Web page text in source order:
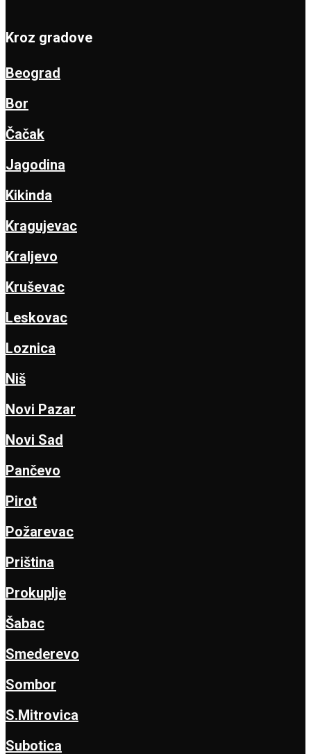
Kroz gradove
Beograd
Bor
Čačak
Jagodina
Kikinda
Kragujevac
Kraljevo
Kruševac
Leskovac
Loznica
Niš
Novi Pazar
Novi Sad
Pančevo
Pirot
Požarevac
Priština
Prokuplje
Šabac
Smederevo
Sombor
S.Mitrovica
Subotica